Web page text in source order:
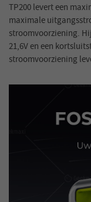
TP200 levert een
maximale
stroomvoorziening.
21,6V en een
stroomvoorziening